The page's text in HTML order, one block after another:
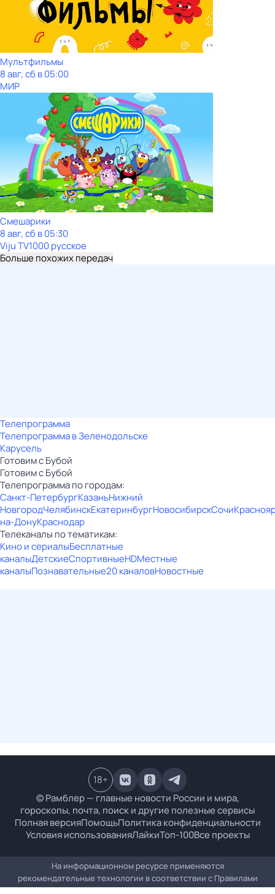
Мультфильмы
8 авг, сб в 05:00
МИР
Смешарики
8 авг, сб в 05:30
Viju TV1000 русское
Больше похожих передач
Телепрограмма
Телепрограмма в Зеленодольске
Карусель
Готовим с Бубой
Готовим с Бубой
Телепрограмма по городам:
Санкт-ПетербургКазаньНижний
НовгородЧелябинскЕкатеринбургНовосибирскСочи
на-ДонуКраснодар
Телеканалы по тематикам:
Кино и сериалыБесплатные
каналыДетскиеСпортивныеHDМестные
каналыПознавательные20 каналовНовостные
© Рамблер — главные новости России и мира,
гороскопы, почта, поиск и другие полезные сервисы
Полная версияПомощьПолитика конфиденциальности
Условия использованияЛайкиТоп-100Все проекты
18+
На информационном ресурсе применяются
рекомендательные технологии в соответствии с Правилами